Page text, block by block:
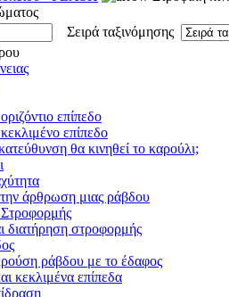
Σειρά ταξινόμησης
επίπεδο
επίπεδο
θα κινηθεί το καρούλι;
άρθρωση μιας ράβδου
διατήρηση στροφορμής
ράβδου με το έδαφος
κεκλιμένα επίπεδα